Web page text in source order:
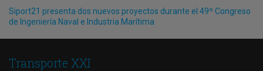
Siport21 presenta dos nuevos proyectos durante el 49º Congreso
de Ingeniería Naval e Industria Marítima
Transporte XXI